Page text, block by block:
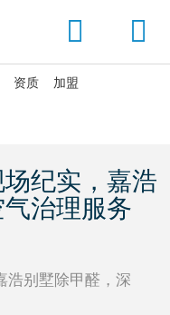


资质 加盟
纪实，嘉浩
治理服务
浩别墅除甲醛，深